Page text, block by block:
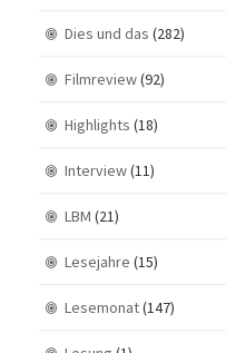
Dies und das (282)
Filmreview(92)
Highlights (18)
Interview(11)
LBM (21)
Lesejahre (15)
Lesemonat(147)